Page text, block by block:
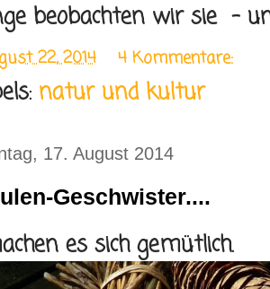
beobachten wir sie -
22, 2014 4 Kommentare:
natur und kultur
17. August 2014
Geschwister....
es sich gemütlich.